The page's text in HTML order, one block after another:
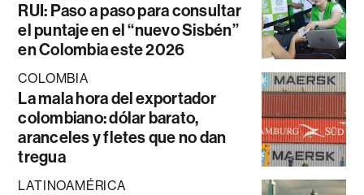
RUI: Paso a paso para consultar
el puntaje en el “nuevo Sisbén”
en Colombia este 2026
COLOMBIA
La mala hora del exportador
colombiano: dólar barato,
aranceles y fletes que no dan
tregua
LATINOAMÉRICA